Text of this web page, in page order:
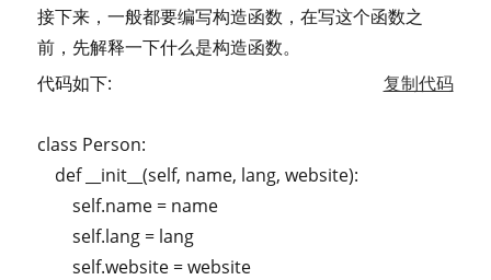
接下来，一般都要编写构造函数，在写这个函数之
前，先解释一下什么是构造函数。
复制代码
代码如下:
class Person:
def __init__(self, name, lang, website):
self.name = name
self.lang = lang
self.website = website